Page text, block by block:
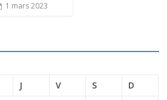
1 mars 2023
J V S D